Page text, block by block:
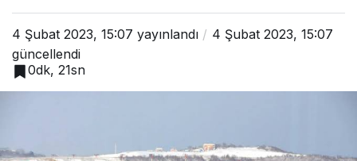
4 Şubat 2023, 15:07 yayınlandı
4 Şubat 2023, 15:07
güncellendi
0dk, 21sn